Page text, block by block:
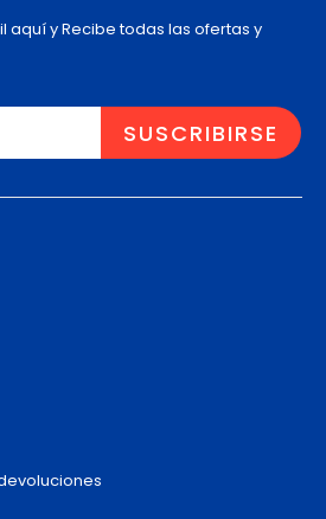
aquí y Recibe todas las ofertas y